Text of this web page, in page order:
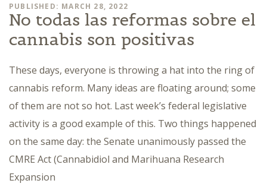
PUBLISHED: MARCH 28, 2022
No todas las reformas sobre el
cannabis son positivas
These days, everyone is throwing a hat into the ring of
cannabis reform. Many ideas are floating around; some
of them are not so hot. Last week’s federal legislative
activity is a good example of this. Two things happened
on the same day: the Senate unanimously passed the
CMRE Act (Cannabidiol and Marihuana Research
Expansion